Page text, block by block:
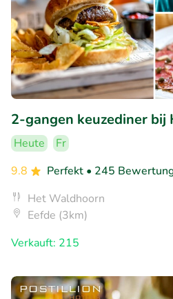
2-gangen keuzediner
Heute
Fr
9.8
Perfekt • 245
Het Waldhoorn
Eefde (3km)
Verkauft: 215